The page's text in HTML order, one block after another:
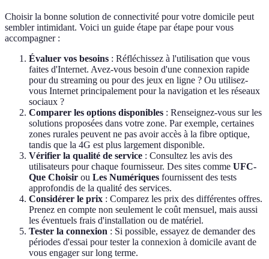
Choisir la bonne solution de connectivité pour votre domicile peut
sembler intimidant. Voici un guide étape par étape pour vous
accompagner :
Évaluer vos besoins : Réfléchissez à l'utilisation que vous
faites d'Internet. Avez-vous besoin d'une connexion rapide
pour du streaming ou pour des jeux en ligne ? Ou utilisez-
vous Internet principalement pour la navigation et les réseaux
sociaux ?
Comparer les options disponibles : Renseignez-vous sur les
solutions proposées dans votre zone. Par exemple, certaines
zones rurales peuvent ne pas avoir accès à la fibre optique,
tandis que la 4G est plus largement disponible.
Vérifier la qualité de service : Consultez les avis des
utilisateurs pour chaque fournisseur. Des sites comme UFC-
Que Choisir ou Les Numériques fournissent des tests
approfondis de la qualité des services.
Considérer le prix : Comparez les prix des différentes offres.
Prenez en compte non seulement le coût mensuel, mais aussi
les éventuels frais d'installation ou de matériel.
Tester la connexion : Si possible, essayez de demander des
périodes d'essai pour tester la connexion à domicile avant de
vous engager sur long terme.